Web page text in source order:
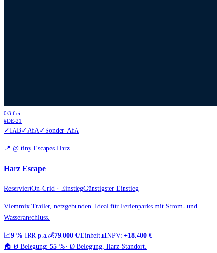
0/3 frei
#DE-21
✓IAB✓AfA✓Sonder-AfA
📍 @ tiny Escapes Harz
Harz Escape
ReserviertOn-Grid · EinstiegGünstigster Einstieg
Vlemmix Trailer, netzgebunden. Ideal für Ferienparks mit Strom- und
Wasseranschluss.
📈9 % IRR p.a.💰79.000 €/Einheit📊NPV: +18.400 €
🏠 Ø Belegung: 55 %· Ø Belegung, Harz-Standort.